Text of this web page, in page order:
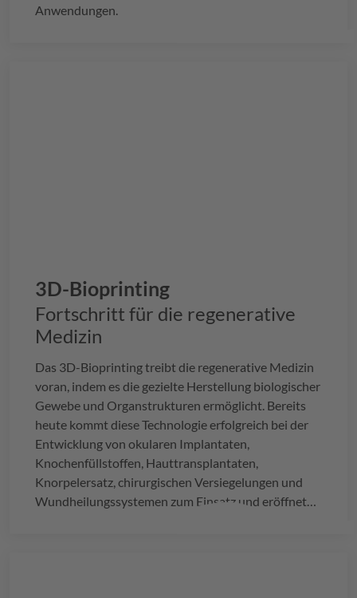
Anwendungen.
3D-Bioprinting
Fortschritt für die regenerative
Medizin
Das 3D-Bioprinting treibt die regenerative Medizin
voran, indem es die gezielte Herstellung biologischer
Gewebe und Organstrukturen ermöglicht. Bereits
heute kommt diese Technologie erfolgreich bei der
Entwicklung von okularen Implantaten,
Knochenfüllstoffen, Hauttransplantaten,
Knorpelersatz, chirurgischen Versiegelungen und
Wundheilungssystemen zum Einsatz und eröffnet